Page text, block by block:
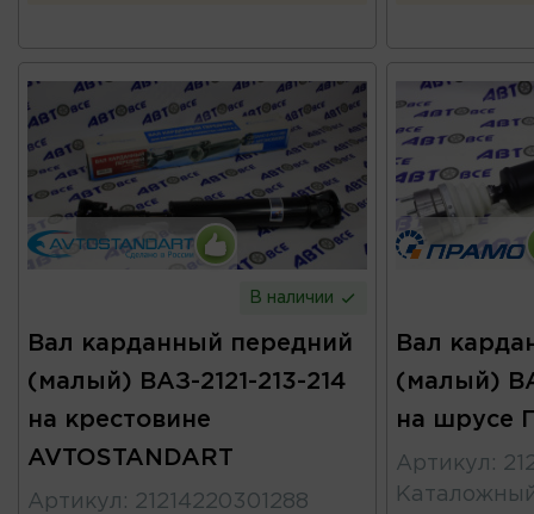
В наличии
Вал карданный передний
(малый) ВАЗ-2121-213-214
на крестовине
AVTOSTANDART
Артикул : 21214220301288
Вал
(малый)
на шрусе
Артикул :